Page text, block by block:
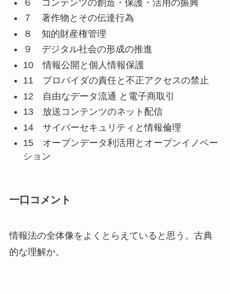
６ コンテンツの創造・保護・活用の振興
７ 著作物とその伝達行為
８ 知的財産権管理
９ デジタル社会の形成の推進
10 情報公開と個人情報保護
11 プロバイダの責任と不正アクセスの禁止
12 自由なデータ流通 と電子商取引
13 放送コンテンツのネット配信
14 サイバーセキュリティと情報倫理
15 オープンデータ利活用とオープンイノベー
ション
一口コメント
情報法の全体像をよくとらえていると思う。古典
的な理解か。